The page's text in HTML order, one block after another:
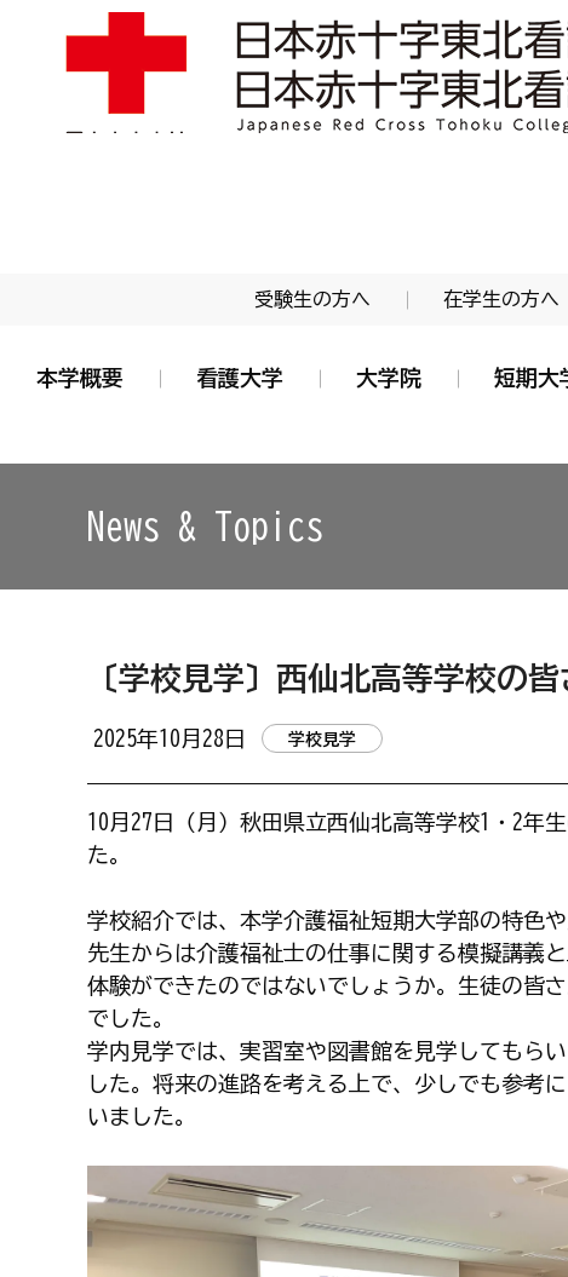
学校法人 日本赤十字学園 日本赤十字東北看護大学・
受験生の方へ 在学生の方へ
本学概要 看護大学 大学院 短期大
News & Topics
〔学校見学〕西仙北高等学校の
2025年10月28日 学校見学
10月27日（月）秋田県立西仙北高等学校1・2年
た。
学校紹介では、本学介護福祉短期大学部の特色
先生からは介護福祉士の仕事に関する模擬講義
体験ができたのではないでしょうか。生徒の皆
でした。
学内見学では、実習室や図書館を見学してもら
した。将来の進路を考える上で、少しでも参考
いました。